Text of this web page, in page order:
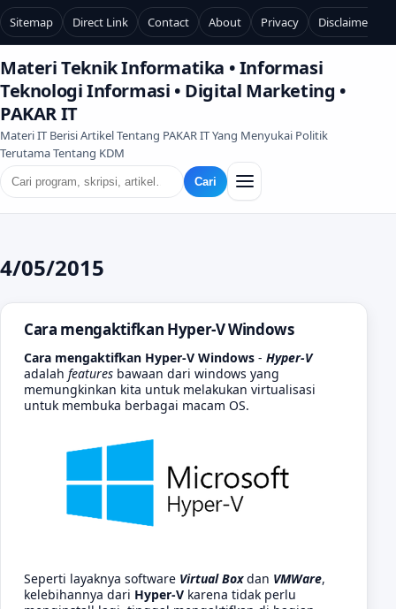
Sitemap Direct Link Contact About Privacy Disclaimer
Materi Teknik Informatika • Informasi
Teknologi Informasi • Digital Marketing •
PAKAR IT
Materi IT Berisi Artikel Tentang PAKAR IT Yang Menyukai Politik
Terutama Tentang KDM
Cari
4/05/2015
Cara mengaktifkan Hyper-V Windows
Cara mengaktifkan Hyper-V Windows - Hyper-V
adalah features bawaan dari windows yang
memungkinkan kita untuk melakukan virtualisasi
untuk membuka berbagai macam OS.
Seperti layaknya software Virtual Boxdan VMWare,
kelebihannya dari Hyper-V karena tidak perlu